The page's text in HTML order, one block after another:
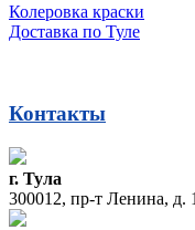
Колеровка краски
Доставка по Туле
Контакты
г. Тула
300012, пр-т Ленина, д.